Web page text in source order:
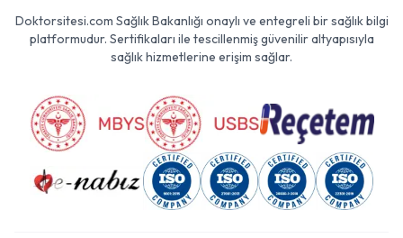
Doktorsitesi.com Sağlık Bakanlığı onaylı ve entegreli bir sağlık bilgi
platformudur. Sertifikaları ile tescillenmiş güvenilir altyapısıyla
sağlık hizmetlerine erişim sağlar.